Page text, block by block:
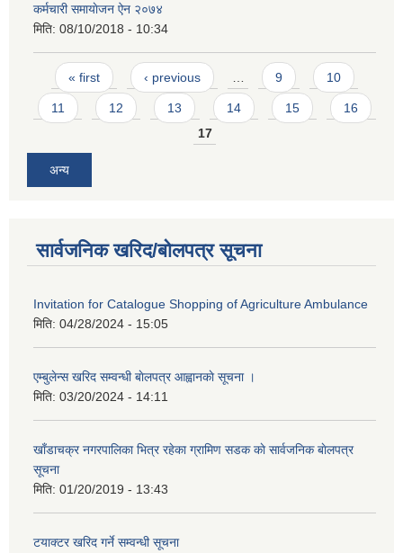
कर्मचारी समायाेजन ऐन २०७४
मिति: 08/10/2018 - 10:34
Pages
« first ‹ previous … 9 10
11 12 13 14 15
16
17
अन्य
सार्वजनिक खरिद/बोलपत्र सूचना
Invitation for Catalogue Shopping of Agriculture Ambulance
मिति: 04/28/2024 - 15:05
एम्बुलेन्स खरिद सम्वन्धी बाेलपत्र आह्वानकाे सूचना ।
मिति: 03/20/2024 - 14:11
खाँडाचक्र नगरपालिका भित्र रहेका ग्रामिण सडक काे सार्वजनिक बाेलपत्र
सूचना
मिति: 01/20/2019 - 13:43
टयाक्टर खरिद गर्ने सम्वन्धी सूचना